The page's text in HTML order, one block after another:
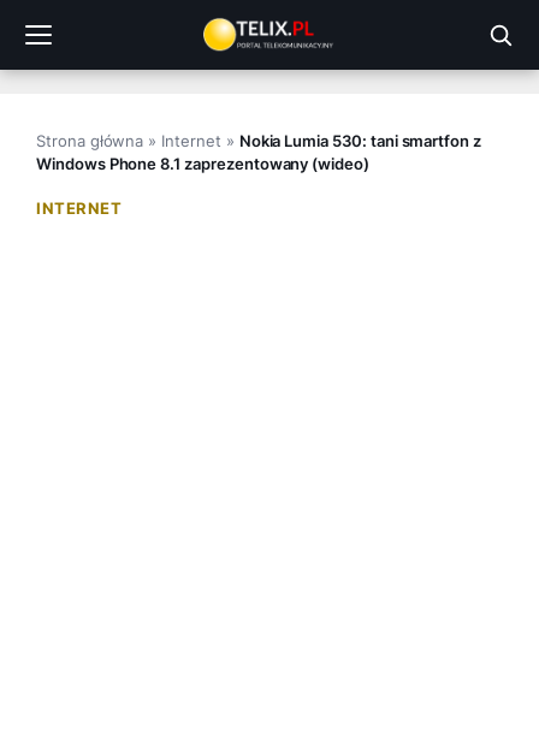
treści
Strona główna » Internet » Nokia Lumia 530: tani smartfon z
Windows Phone 8.1 zaprezentowany (wideo)
INTERNET